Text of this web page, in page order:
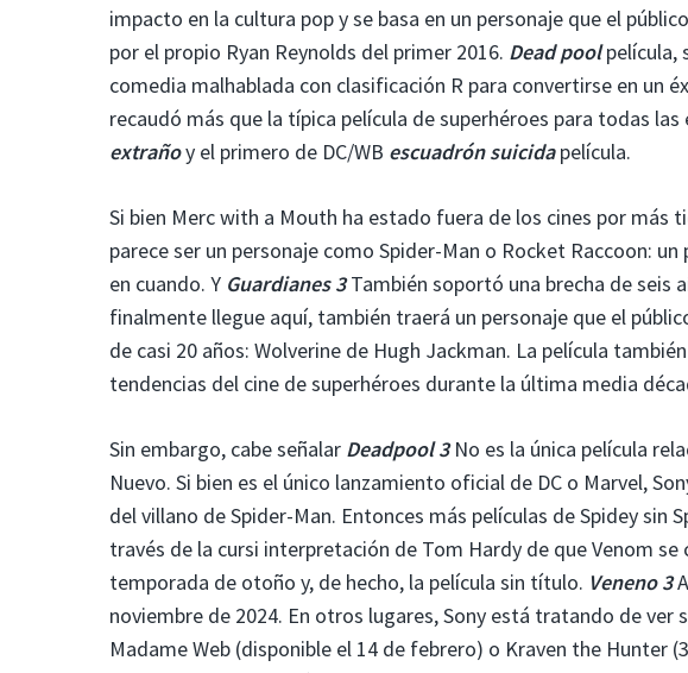
impacto en la cultura pop y se basa en un personaje que el
por el propio Ryan Reynolds del primer 2016. Dead poolpelícula,
comedia malhablada con clasificación R para convertirse en un
recaudó más que la típica película de superhéroes para todas
extrañoy el primero de DC/WB escuadrón suicidapelícula.
Si bien Merc with a Mouth ha estado fuera de los cines por más
parece ser un personaje como Spider-Man o Rocket Raccoon:
en cuando. Y Guardianes 3También soportó una brecha de seis
finalmente llegue aquí, también traerá un personaje que el
de casi 20 años: Wolverine de Hugh Jackman. La película
tendencias del cine de superhéroes durante la última media
Sin embargo, cabe señalar Deadpool 3No es la única película
Nuevo. Si bien es el único lanzamiento oficial de DC o Marvel,
del villano de Spider-Man. Entonces más películas de Spidey sin
través de la cursi interpretación de Tom Hardy de que Venom
temporada de otoño y, de hecho, la película sin título. Veneno 3
noviembre de 2024. En otros lugares, Sony está tratando de ver
Madame Web (disponible el 14 de febrero) o Kraven the Hunter